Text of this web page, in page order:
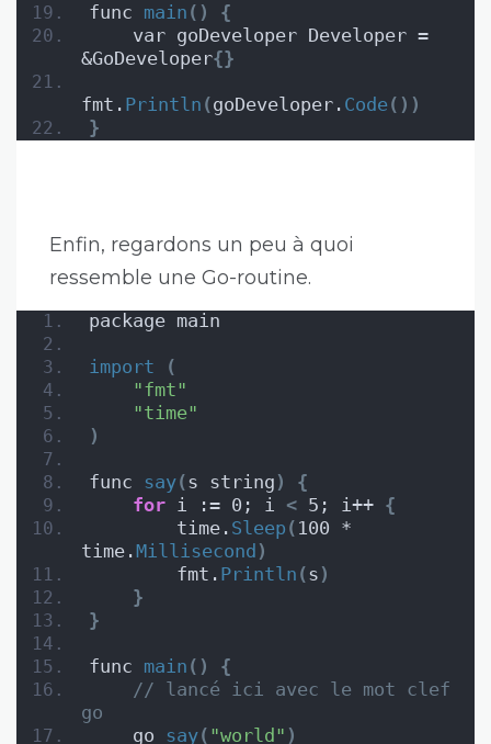
func main ()
{
    var goDeveloper Developer =
&GoDeveloper{}
fmt. Println (goDeveloper. Code())
}
Enfin, regardons un peu à quoi
ressemble une Go-routine.
package main
import
(
"fmt"
"time"
)
func say(s string )
{
for i := 0; i < 5; i++ {
        time.
Sleep ( 100 *
time.Millisecond )
        fmt.
Println (s )
}
}
func main ()
{
// lancé ici avec le mot clef
go
    go
say( "world" )